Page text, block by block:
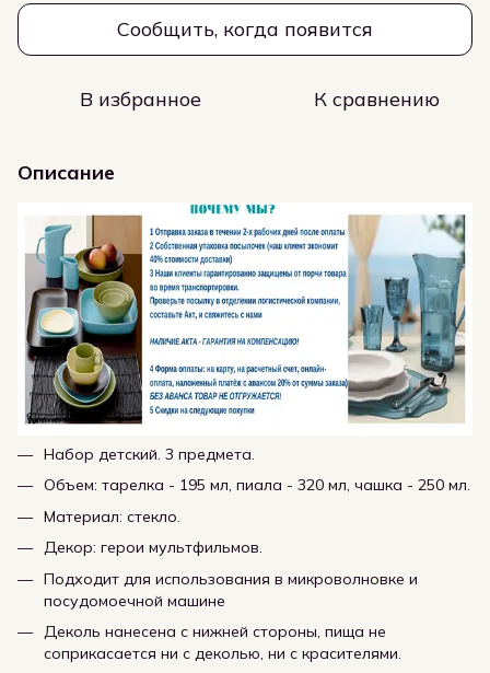
Сообщить, когда появится
В избранное К сравнению
Описание
Набор детский. 3 предмета.
Объем: тарелка - 195 мл, пиала - 320 мл, чашка - 250 мл.
Материал: стекло.
Декор: герои мультфильмов.
Подходит для использования в микроволновке и
посудомоечной машине
Деколь нанесена с нижней стороны, пища не
соприкасается ни с деколью, ни с красителями.